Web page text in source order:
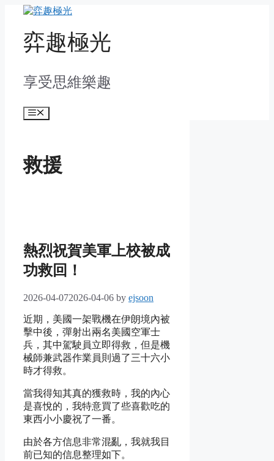
content弈趣極光
享受思維樂趣
Menu
救援
熱烈祝賀美軍上校被成
功救回！
2026-04-072026-04-06 by ejsoon
近期，美國一架戰機在伊朗境內被
擊中後，彈射出兩名美國空軍士
兵，其中駕駛員立即得救，但是機
械師兼武器作業員則過了三十六小
時才得救。
當我得知其真的獲救時，我的內心
是喜悅的，我特意買了些喜歡吃的
東西小小慶祝了一番。
由於各方信息非常混亂，我就我目
前已知的信息整理如下。